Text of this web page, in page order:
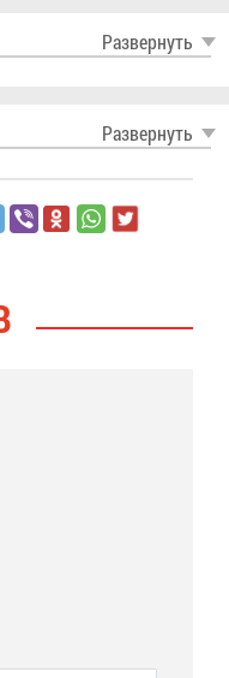
Раз­вер­нуть
Раз­вер­нуть